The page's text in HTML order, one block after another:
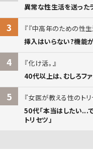
異常な性生活を送った
3
『中高年のための性
挿入はいらない?機能
4
化け活。
40代以上は、むしろフ
5
女医が教える性のト
50代「本当はしたい...
トリセツ」